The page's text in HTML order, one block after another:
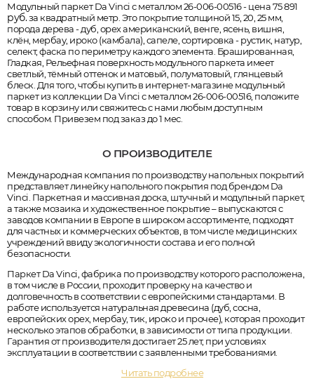
Модульный паркет Da Vinci с металлом 26-006-00516 - цена 75 891
руб.за квадратный метр. Это покрытие толщиной 15, 20, 25 мм,
порода дерева - дуб, орех американский, венге, ясень, вишня,
клён, мербау, ироко (камбала), сапеле, сортировка - рустик, натур,
селект, фаска по периметру каждого элемента. Брашированная,
Гладкая, Рельефная поверхность модульного паркета имеет
светлый, тёмный оттенок и матовый, полуматовый, глянцевый
блеск. Для того, чтобы купить в интернет-магазине модульный
паркет из коллекции Da Vinci с металлом 26-006-00516, положите
товар в корзину или свяжитесь с нами любым доступным
способом. Привезем под заказ до 1 мес.
О ПРОИЗВОДИТЕЛЕ
Международная компания по производству напольных покрытий
представляет линейку напольного покрытия под брендом Da
Vinci. Паркетная и массивная доска, штучный и модульный паркет,
а также мозаика и художественное покрытие – выпускаются с
заводов компании в Европе в широком ассортименте, подходят
для частных и коммерческих объектов, в том числе медицинских
учреждений ввиду экологичности состава и его полной
безопасности.
Паркет Da Vinci, фабрика по производству которого расположена,
в том числе в России, проходит проверку на качество и
долговечность в соответствии с европейскими стандартами. В
работе используется натуральная древесина (дуб, сосна,
европейских орех, мербау, тик, ироко и прочее), которая проходит
несколько этапов обработки, в зависимости от типа продукции.
Гарантия от производителя достигает 25 лет, при условиях
эксплуатации в соответствии с заявленными требованиями.
Читать подробнее